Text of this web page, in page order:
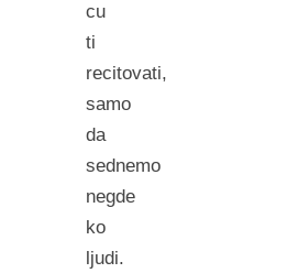
cu
ti
recitovati,
samo
da
sednemo
negde
ko
ljudi.